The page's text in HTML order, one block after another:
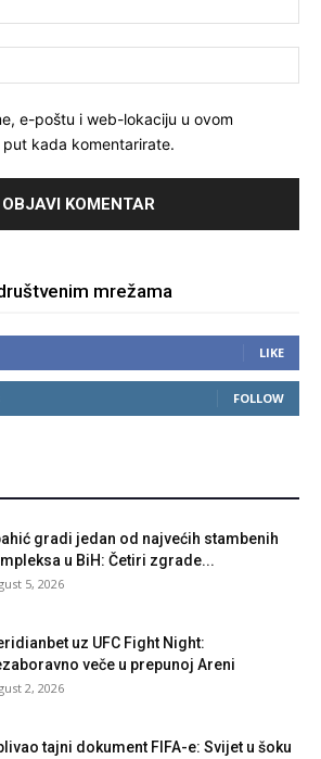
e-poštu i web-lokaciju u ovom
kada komentarirate.
mrežama
LIKE
FOLLOW
gradi jedan od najvećih stambenih
u BiH: Četiri zgrade...
5, 2026
uz UFC Fight Night:
veče u prepunoj Areni
2, 2026
tajni dokument FIFA-e: Svijet u šoku